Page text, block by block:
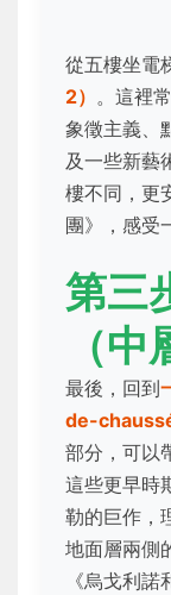
從五樓坐電
2） 。這裡
象徵主義、
及一些新藝
樓不同，更
團》，感受
第三
（
最後，回到
de-
部分，可以
這些更早時
勒的巨作，
地面層兩側
《烏戈利諾